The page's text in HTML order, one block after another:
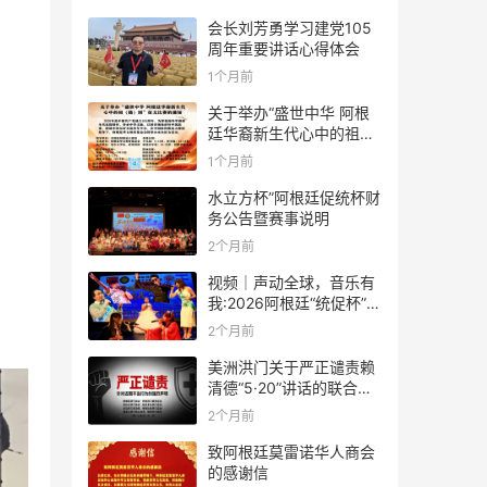
会长刘芳勇学习建党105
周年重要讲话心得体会
1个月前
关于举办“盛世中华 阿根
廷华裔新生代心中的祖
(籍)国”征文比赛的通知
1个月前
水立方杯”阿根廷促统杯财
务公告暨赛事说明
2个月前
视频｜声动全球，音乐有
我:2026阿根廷“统促杯”水
立方中文歌曲大赛总决赛
2个月前
美洲洪门关于严正谴责赖
清德“5·20”讲话的联合声
明
2个月前
致阿根廷莫雷诺华人商会
的感谢信